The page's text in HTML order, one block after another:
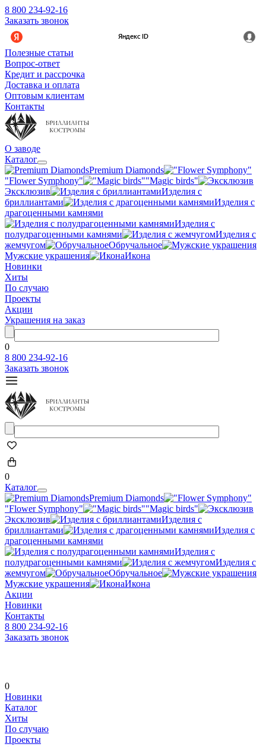
8 800 234-92-16
Заказать звонок
Полезные статьи
Вопрос-ответ
Кредит и рассрочка
Доставка и оплата
Оптовым клиентам
Контакты
О заводе
Каталог
Premium Diamonds
"Flower Symphony"
"Magic birds"
Эксклюзив
Изделия с
бриллиантами
Изделия с
драгоценными камнями
Изделия с
полудрагоценными камнями
Изделия с
жемчугом
Обручальное
Мужские украшения
Икона
Новинки
Хиты
По случаю
Проекты
Акции
Украшения на заказ
0
8 800 234-92-16
Заказать звонок
0
Каталог
Premium Diamonds
"Flower Symphony"
"Magic birds"
Эксклюзив
Изделия с
бриллиантами
Изделия с
драгоценными камнями
Изделия с
полудрагоценными камнями
Изделия с
жемчугом
Обручальное
Мужские украшения
Икона
Акции
Новинки
Контакты
8 800 234-92-16
Заказать звонок
0
Новинки
Каталог
Хиты
По случаю
Проекты